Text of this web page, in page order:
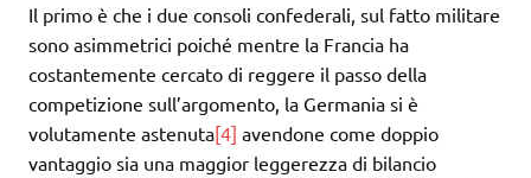
Il primo è che i due consoli confederali, sul fatto militare
sono asimmetrici poiché mentre la Francia ha
costantemente cercato di reggere il passo della
competizione sull’argomento, la Germania si è
volutamente astenuta[4] avendone come doppio
vantaggio sia una maggior leggerezza di bilancio